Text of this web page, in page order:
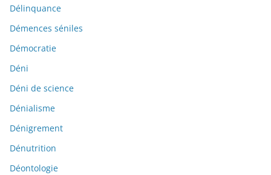
Délinquance
Démences séniles
Démocratie
Déni
Déni de science
Dénialisme
Dénigrement
Dénutrition
Déontologie